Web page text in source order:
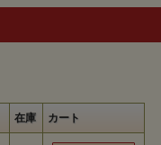
在庫 カート